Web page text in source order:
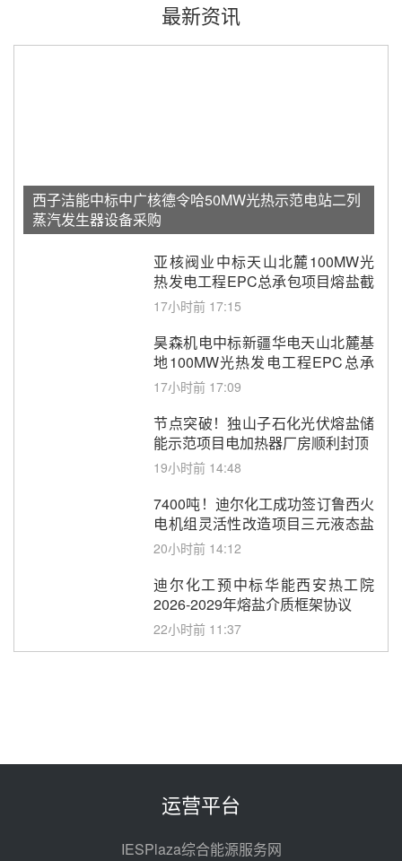
最新资讯
西子洁能中标中广核德令哈50MW光热示范电站二列
蒸汽发生器设备采购
亚核阀业中标天山北麓100MW光
热发电工程EPC总承包项目熔盐截
止阀、熔盐三偏心蝶阀采购
17小时前 17:15
昊森机电中标新疆华电天山北麓基
地100MW光热发电工程EPC总承
包项目熔盐介质超声波流量计采购
17小时前 17:09
节点突破！独山子石化光伏熔盐储
能示范项目电加热器厂房顺利封顶
19小时前 14:48
7400吨！迪尔化工成功签订鲁西火
电机组灵活性改造项目三元液态盐
采购合同
20小时前 14:12
迪尔化工预中标华能西安热工院
2026-2029年熔盐介质框架协议
22小时前 11:37
规模化助力构建绿色低碳电力供给
架协议项目中标候选人公示
运营平台
IESPlaza综合能源服务网